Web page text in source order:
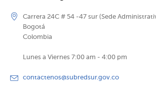
Carrera 24C # 54 -47 sur (Sede
Bogotá
Colombia
Lunes a Viernes 7:00 am - 4:00 pm
contactenos@subredsur.gov.co